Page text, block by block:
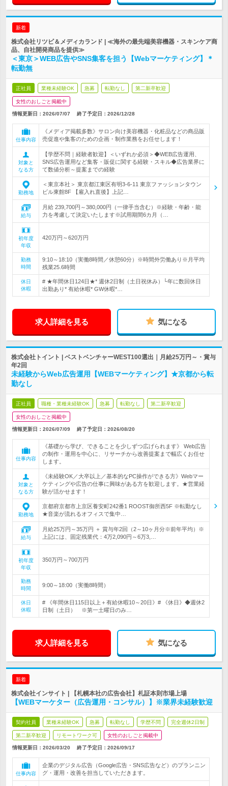
新着
株式会社リツビ＆メディカランド | ≪海外の最先端美容機器・スキンケア商
品、自社開発商品を提供≫
＜東京＞WEB広告やSNS集客を担う【Webマーケティング】＊
転勤無
正社員 業種未経験OK 急募 転勤なし 第二新卒歓迎
女性のおしごと掲載中
情報更新日：2026/07/07 終了予定日： 2026/12/28
仕事内容
《メディア掲載多数》サロン向け美容機器・化粧品などの商品販
売促進や集客のための企画・制作業務をお任せします！
対象と
なる方
【学歴不問｜経験者歓迎】＜いずれか必須＞◆WEB広告運用、
SNS広告運用など集客・販促に関する経験・スキル◆広告業界に
て数値分析～提案までの経験
勤務地
＜東京本社＞ 東京都江東区有明3-6-11 東京ファッションタウン
ビル東館8F 【雇入れ直後】上記…
給与
月給 239,700円～380,000円（一律手当含む）※経験・年齢・能
力を考慮して決定いたします※試用期間6カ月（…
初年度
年収
420万円～620万円
勤務
時間
9:10～18:10（実働8時間／休憩60分）※時間外労働あり※月平均
残業25.6時間
休日
休暇
# ★年間休日124日★* 週休2日制（土日祝休み）└年に数回休日
出勤あり* 有給休暇* GW休暇*…
求人詳細を見る 気になる
株式会社トイント | ベストベンチャーWEST100選出｜月給25万円～・賞与
年2回
未経験からWeb広告運用【WEBマーケティング】★京都から転
勤なし
正社員 職種・業種未経験OK 急募 転勤なし 第二新卒歓迎
女性のおしごと掲載中
情報更新日：2026/07/09 終了予定日： 2026/08/20
仕事内容
《基礎から学び、できることを少しずつ広げられます》 Web広告
の制作・運用を中心に、リサーチから改善提案まで幅広くお任せ
します。
対象と
なる方
《未経験OK／大卒以上／基本的なPC操作ができる方》Webマー
ケティングや広告の仕事に興味がある方を歓迎します。★営業経
験が活かせます！
勤務地
京都府京都市上京区養安町242番1 ROOST御所西5F ※転勤なし
★音楽が流れるオフィスで集中…
給与
月給25万円～35万円 ＋ 賞与年2回（2～10ヶ月分※前年平均）※
上記には、固定残業代：4万2,090円～6万3,…
初年度
年収
350万円～700万円
勤務
時間
9:00～18:00（実働8時間）
休日
休暇
# 《年間休日115日以上＋有給休暇10～20日》# 《休日》◆週休2
日制（土日） ※第一土曜日のみ…
求人詳細を見る 気になる
新着
株式会社インサイト | 【札幌本社の広告会社】札証本則市場上場
【WEBマーケター（広告運用・コンサル）】※業界未経験歓迎
契約社員 業種未経験OK 急募 転勤なし 学歴不問 完全週休2日制
第二新卒歓迎 リモートワーク可 女性のおしごと掲載中
情報更新日：2026/03/20 終了予定日： 2026/09/17
仕事内容
企業のデジタル広告（Google広告・SNS広告など）のプランニン
グ・運用・改善を担当していただきます。